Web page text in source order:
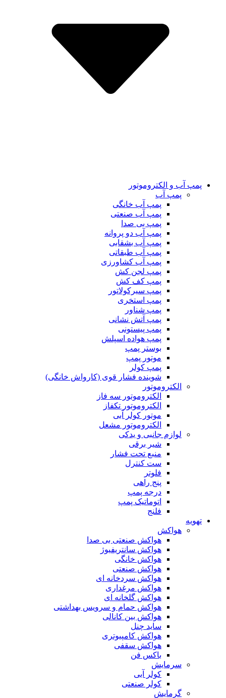
پمپ آب و الکتروموتور
پمپ آب
پمپ آب خانگی
پمپ آب صنعتی
پمپ بی صدا
پمپ آب دو پروانه
پمپ آب بشقابی
پمپ آب طبقاتی
پمپ آب کشاورزی
پمپ لجن کش
پمپ کف کش
پمپ سیرکولاتور
پمپ استخری
پمپ شناور
پمپ آتش نشانی
پمپ پیستونی
پمپ هواده اسپلش
بوستر پمپ
موتور پمپ
پمپ کولر
شوینده فشار قوی (کارواش خانگی)
الکتروموتور
الکتروموتور سه فاز
الکتروموتور تکفاز
موتور کولر آبی
الکتروموتور مشعل
لوازم جانبی و یدکی
شیر برقی
منبع تحت فشار
ست کنترل
فلوتر
پنج راهی
درجه پمپ
اتوماتیک پمپ
فلنج
تهویه
هواکش
هواکش صنعتی بی صدا
هواکش سانتریفیوژ
هواکش خانگی
هواکش صنعتی
هواکش سردخانه ای
هواکش مرغداری
هواکش گلخانه ای
هواکش حمام و سرویس بهداشتی
هواکش بین کانالی
ساید چنل
هواکش کامپیوتری
هواکش سقفی
باکس فن
سرمایش
کولر آبی
کولر صنعتی
گرمایش